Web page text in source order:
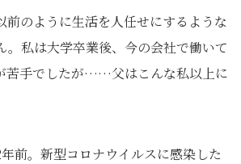
前のように生活を人任せにするような
。私は大学卒業後、今の会社で働いて
苦手でしたが……父はこんな私以上に
前。新型コロナウイルスに感染した